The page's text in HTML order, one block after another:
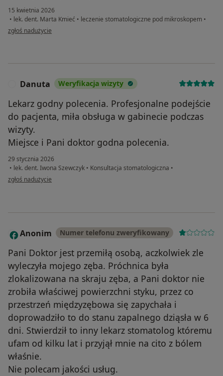
15 kwietnia 2026
• lek. dent. Marta Kmieć • leczenie stomatologiczne pod mikroskopem •
w opinii użytkownika Justyna Kopka
zgłoś nadużycie
Danuta Weryfikacja wizyty
Lekarz godny polecenia. Profesjonalne podejście
do pacjenta, miła obsługa w gabinecie podczas
wizyty.
Miejsce i Pani doktor godna polecenia.
29 stycznia 2026
• lek. dent. Iwona Szewczyk • Konsultacja stomatologiczna •
w opinii użytkownika Danuta
zgłoś nadużycie
A Anonim Numer telefonu zweryfikowany
Pani Doktor jest przemiłą osobą, aczkolwiek zle
wyleczyła mojego zęba. Próchnica była
zlokalizowana na skraju zęba, a Pani doktor nie
zrobiła właściwej powierzchni styku, przez co
przestrzeń międzyzębowa się zapychała i
doprowadziło to do stanu zapalnego dziąsła w 6
dni. Stwierdził to inny lekarz stomatolog któremu
ufam od kilku lat i przyjął mnie na cito z bólem
właśnie.
Nie polecam jakości usług.